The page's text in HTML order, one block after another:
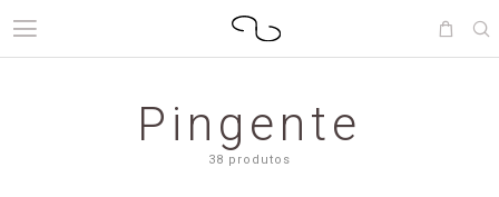
Pingente
38 produtos